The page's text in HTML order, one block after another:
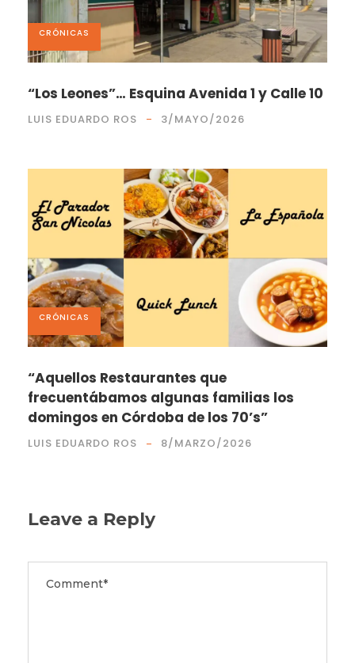
CRÓNICAS
“Los Leones”… Esquina Avenida 1 y Calle 10
LUIS EDUARDO ROS 3/MAYO/2026
CRÓNICAS
“Aquellos Restaurantes que
frecuentábamos algunas familias los
domingos en Córdoba de los 70’s”
LUIS EDUARDO ROS 8/MARZO/2026
Leave a Reply